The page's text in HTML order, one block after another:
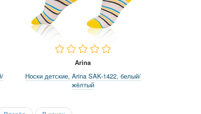
Arina
Носки детские, Arina SAK-1422, белый/
жёлтый